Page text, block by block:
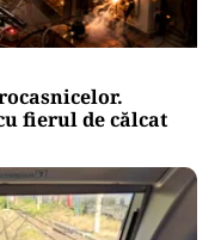
fierul de călcat